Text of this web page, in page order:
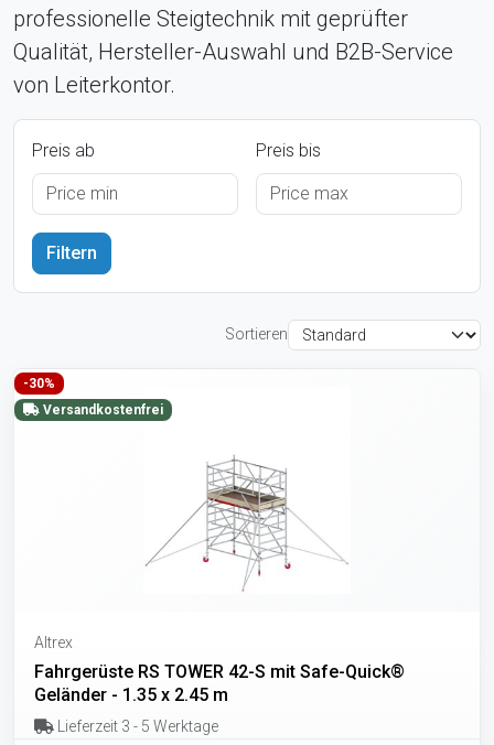
professionelle Steigtechnik mit geprüfter
Qualität, Hersteller-Auswahl und B2B-Service
von Leiterkontor.
Preis ab Preis bis
Sortieren
-30%
Versandkostenfrei
Altrex
Fahrgerüste RS TOWER 42-S mit Safe-Quick®
Geländer - 1.35 x 2.45 m
Lieferzeit 3 - 5 Werktage